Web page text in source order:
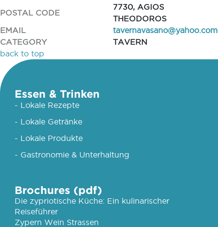
POSTAL CODE
7730, AGIOS
THEODOROS
EMAIL
tavernavasano@yahoo.com
CATEGORY
TAVERN
back to top
Essen & Trinken
- Lokale Rezepte
- Lokale Getränke
- Lokale Produkte
- Gastronomie & Unterhaltung
Brochures (pdf)
Die zypriotische Küche: Ein kulinarischer
Reiseführer
Zypern Wein Strassen